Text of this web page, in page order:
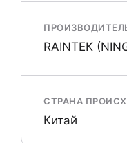
RAINTEK
СТРАНА
Китай